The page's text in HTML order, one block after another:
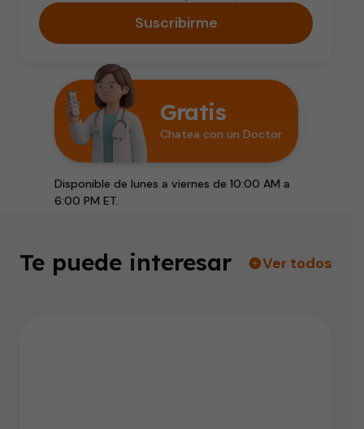
Suscribirme
Gratis
Chatea con un Doctor
Disponible de lunes a viernes de 10:00 AM a
6:00 PM ET.
Te puede interesar Ver todos